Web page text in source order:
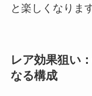
と楽しくなります
レア効果狙い
なる構成